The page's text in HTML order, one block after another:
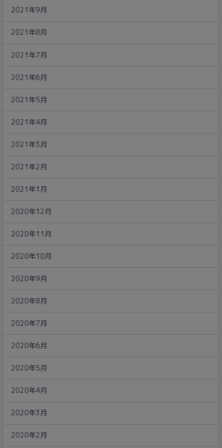
2021年9月
2021年8月
2021年7月
2021年6月
2021年5月
2021年4月
2021年3月
2021年2月
2021年1月
2020年12月
2020年11月
2020年10月
2020年9月
2020年8月
2020年7月
2020年6月
2020年5月
2020年4月
2020年3月
2020年2月